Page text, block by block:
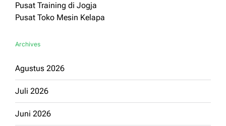
Pusat Training di Jogja
Pusat Toko Mesin Kelapa
Archives
Agustus 2026
Juli 2026
Juni 2026